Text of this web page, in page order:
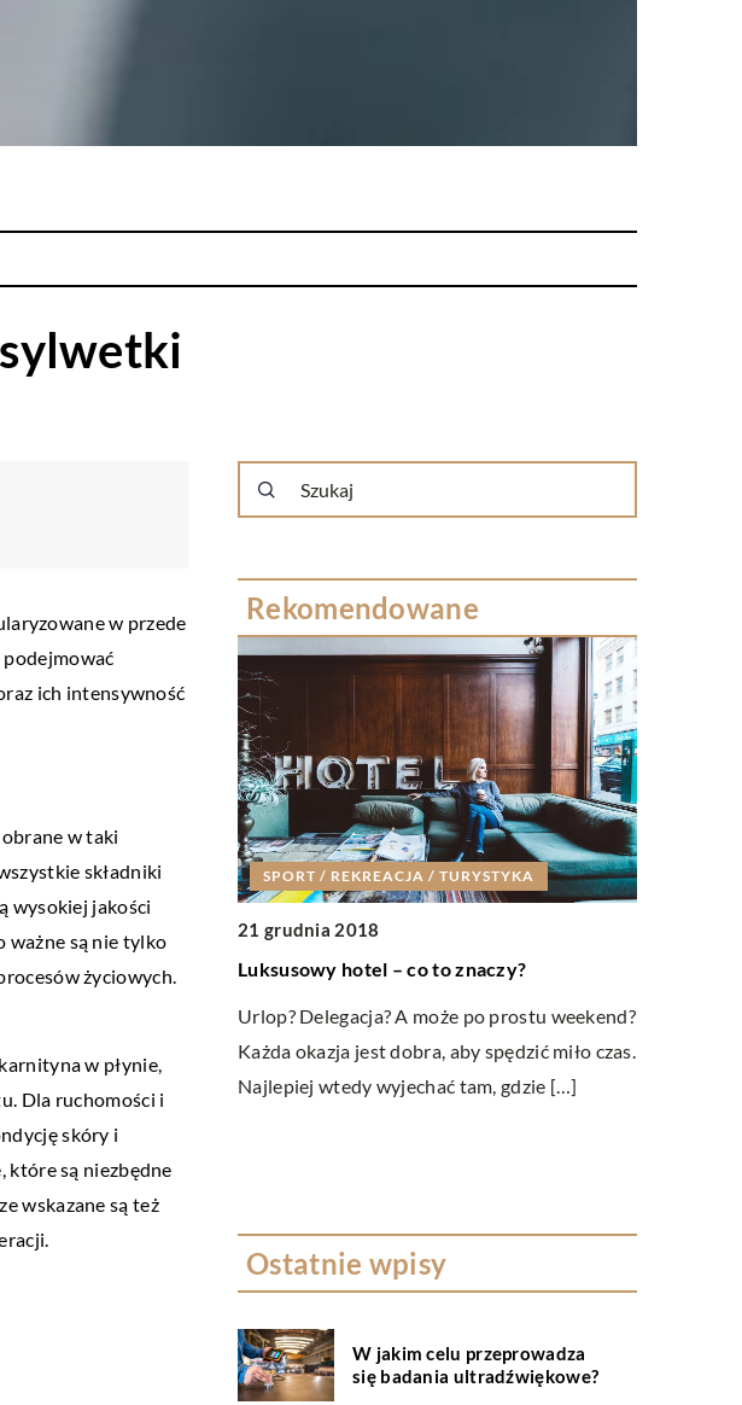
w przede
ich intensywność
w taki
składniki
wysokiej jakości
ważne są nie tylko
życiowych.
w płynie,
Dla ruchomości i
skóry i
które są niezbędne
wskazane są też
Rekomendowane
się badania
SPORT / REKREACJA / TURYSTYKA
21 grudnia 2018
Luksusowy hotel – co to znaczy?
Urlop? Delegacja? A może po prostu weekend?
Każda okazja jest dobra, aby spędzić miło czas.
Najlepiej wtedy wyjechać tam, gdzie […]
Ostatnie wpisy
W jakim celu przeprowadza
się badania ultradźwiękowe?